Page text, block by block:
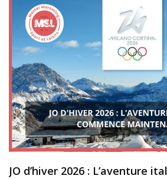
JO d’hiver 2026 : L’aventure